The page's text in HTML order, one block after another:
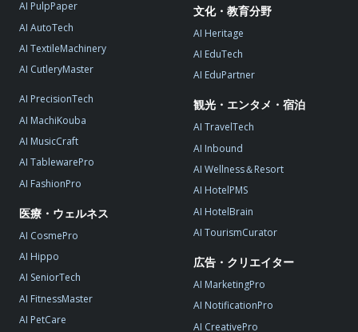
AI PulpPaper
AI AutoTech
AI TextileMachinery
AI CutleryMaster
AI PrecisionTech
AI MachiKouba
AI MusicCraft
AI TablewarePro
AI FashionPro
医療・ウェルネス
AI CosmePro
AI Hippo
AI SeniorTech
AI FitnessMaster
AI PetCare
文化・教育分野
AI Heritage
AI EduTech
AI EduPartner
観光・エンタメ・宿泊
AI TravelTech
AI Inbound
AI Wellness＆Resort
AI HotelPMS
AI HotelBrain
AI TourismCurator
広告・クリエイター
AI MarketingPro
AI NotificationPro
AI CreativePro